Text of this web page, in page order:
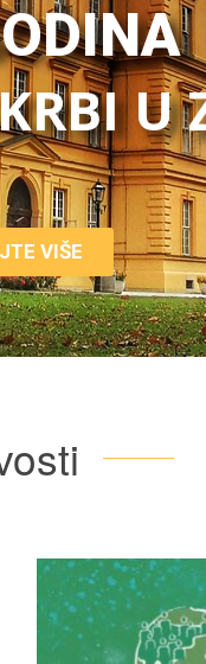
U
VIŠE